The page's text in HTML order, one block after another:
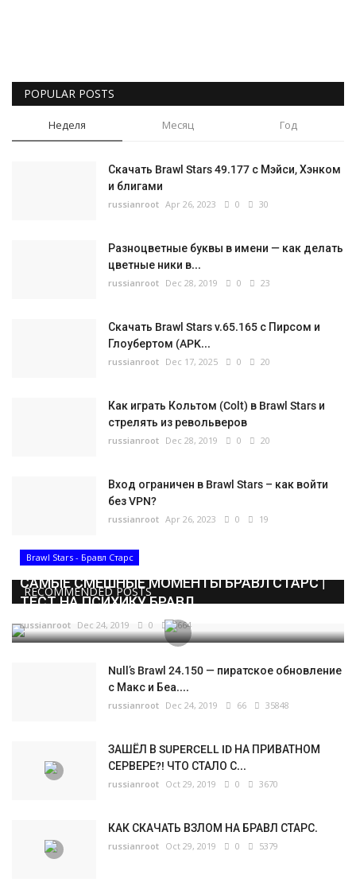
POPULAR POSTS
Неделя Месяц Год
Скачать Brawl Stars 49.177 с Мэйси, Хэнком
и блигами
russianroot Apr 26, 2023 0 30
Разноцветные буквы в имени — как делать
цветные ники в...
russianroot Dec 28, 2019 0 23
Скачать Brawl Stars v.65.165 с Пирсом и
Глоубертом (APK...
russianroot Dec 17, 2025 0 20
Как играть Кольтом (Colt) в Brawl Stars и
стрелять из револьверов
russianroot Dec 28, 2019 0 20
Вход ограничен в Brawl Stars – как войти
без VPN?
russianroot Apr 26, 2023 0 19
RECOMMENDED POSTS
Brawl Stars - Бравл Старс
САМЫЕ СМЕШНЫЕ МОМЕНТЫ БРАВЛ СТАРС |
ТЕСТ НА ПСИХИКУ БРАВЛ...
russianroot Dec 24, 2019 0 5664
Null’s Brawl 24.150 — пиратское обновление
с Макс и Беа....
russianroot Dec 24, 2019 66 35848
ЗАШЁЛ В SUPERCELL ID НА ПРИВАТНОМ
СЕРВЕРЕ?! ЧТО СТАЛО С...
russianroot Oct 29, 2019 0 3670
КАК СКАЧАТЬ ВЗЛОМ НА БРАВЛ СТАРС.
russianroot Oct 29, 2019 0 5379